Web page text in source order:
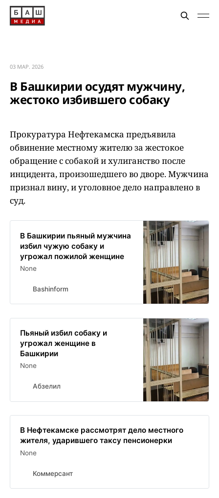
03 МАР. 2026
В Башкирии осудят мужчину,
жестоко избившего собаку
Прокуратура Нефтекамска предъявила
обвинение местному жителю за жестокое
обращение с собакой и хулиганство после
инцидента, произошедшего во дворе. Мужчина
признал вину, и уголовное дело направлено в
суд.
В Башкирии пьяный мужчина
избил чужую собаку и
угрожал пожилой женщине
None
Bashinform
Пьяный избил собаку и
угрожал женщине в
Башкирии
None
Абзелил
В Нефтекамске рассмотрят дело местного
жителя, ударившего таксу пенсионерки
None
Коммерсант